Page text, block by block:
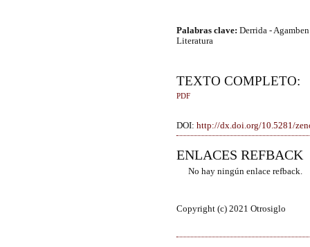
Palabras clave: Derrida -
Literatura
TEXTO COMPLETO:
PDF
DOI: http://dx.doi.org/10.5281/
ENLACES REFBACK
No hay ningún enlace refback.
Copyright (c) 2021 Otrosiglo